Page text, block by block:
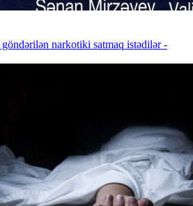
narkotiki satmaq istədilər -